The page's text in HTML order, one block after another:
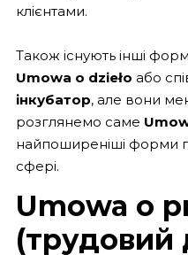
клієнтами.
Також існують інші
Umowa o dzieło або
інкубатор, але вони
розглянемо саме
найпоширеніші форми
сфері.
Umowa o
(трудовий